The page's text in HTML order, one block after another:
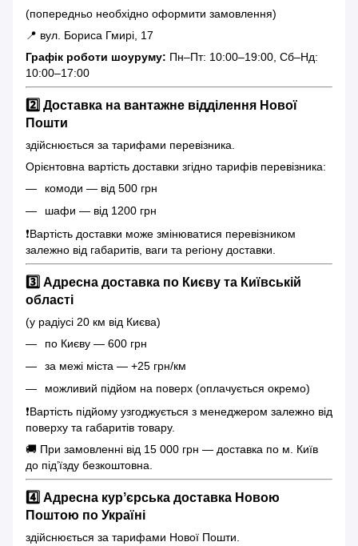
(попередньо необхідно оформити замовлення)
📍 вул. Бориса Гмирі, 17
Графік роботи шоуруму: Пн–Пт: 10:00–19:00, Сб–Нд:
10:00–17:00
2️⃣ Доставка на вантажне відділення Нової
Пошти
здійснюється за тарифами перевізника.
Орієнтовна вартість доставки згідно тарифів перевізника:
комоди — від 500 грн
шафи — від 1200 грн
❗️Вартість доставки може змінюватися перевізником
залежно від габаритів, ваги та регіону доставки.
3️⃣ Адресна доставка по Києву та Київській
області
(у радіусі 20 км від Києва)
по Києву — 600 грн
за межі міста — +25 грн/км
можливий підйом на поверх (оплачується окремо)
❗️Вартість підйому узгоджується з менеджером залежно від
поверху та габаритів товару.
🚚 При замовленні від 15 000 грн — доставка по м. Київ
до під’їзду безкоштовна.
4️⃣ Адресна курʼєрська доставка Новою
Поштою по Україні
здійснюється за тарифами Нової Пошти.